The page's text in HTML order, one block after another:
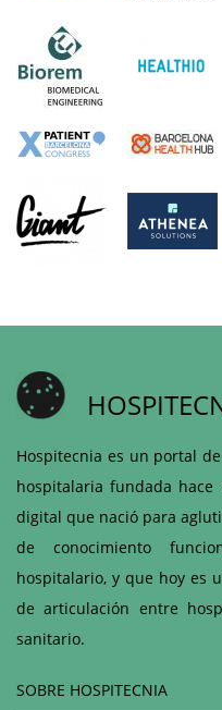
Hospitecnia es un portal
hospitalaria fundada
digital que nació para
de conocimiento
hospitalario, y que hoy es
de articulación entre
sanitario.
SOBRE HOSPITECNIA